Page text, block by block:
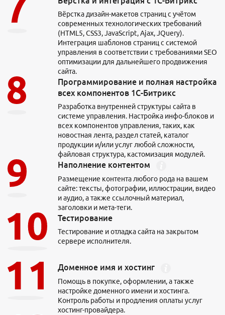
Вёрстка дизайн-макетов страниц с учётом
современных технологических требований
(HTML5, CSS3, JavaScript, Ajax, JQuery).
Интеграция шаблонов страниц с системой
управления в соответствии с требованиями SEO
оптимизации для дальнейшего продвижения
сайта.
Программирование и полная настройка
всех компонентов 1С-Битрикс
Разработка внутренней структуры сайта в
системе управления. Настройка инфо-блоков и
всех компонентов управления, таких, как
новостная лента, раздел статей, каталог
продукции и/или услуг любой сложности,
файловая структура, кастомизация модулей.
Наполнение контентом
Размещение контента любого рода на вашем
сайте: тексты, фотографии, иллюстрации, видео
и аудио, а также ссылочный материал,
заголовки и мета-теги.
Тестирование
Тестирование и отладка сайта на закрытом
сервере исполнителя.
Доменное имя и хостинг
Помощь в покупке, оформлении, а также
настройке доменного имени и хостинга.
Контроль работы и продления оплаты услуг
хостинг-провайдера.